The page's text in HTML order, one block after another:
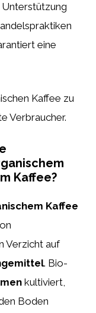
Unterstützung
eine
Kaffee zu
Verbraucher.
Kaffee?
Kaffee
Verzicht auf
. Bio-
kultiviert,
Boden